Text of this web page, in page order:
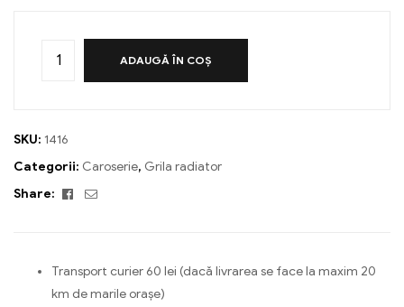
ADAUGĂ ÎN COȘ
SKU: 1416
Categorii: Caroserie, Grila radiator
Share:
Facebook
Email
Transport curier 60 lei (dacă livrarea se face la maxim 20
km de marile orașe)